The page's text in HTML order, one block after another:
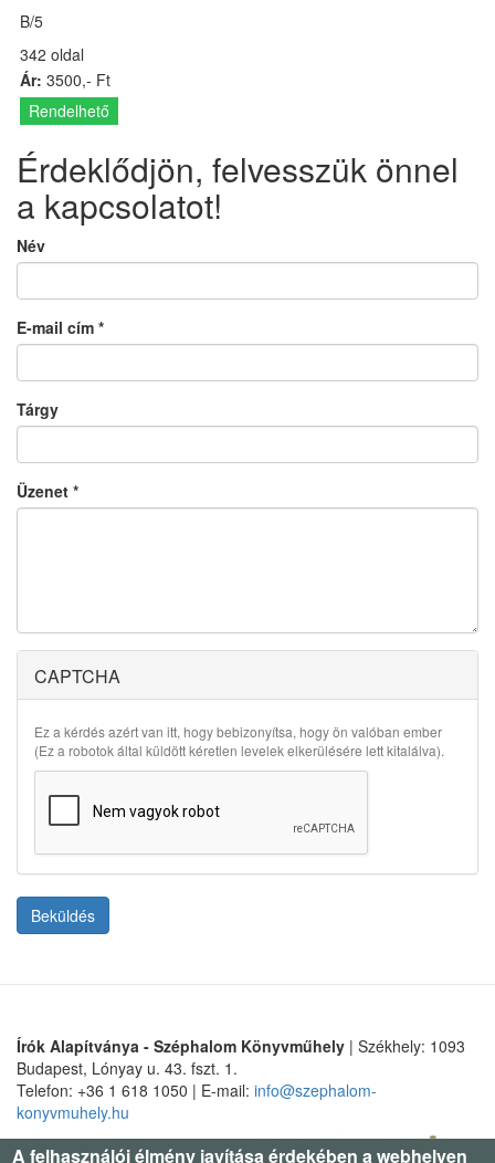
B/5
342 oldal
Ár: 3500,- Ft
Rendelhető
Érdeklődjön, felvesszük önnel
a kapcsolatot!
Név
E-mail cím *
Tárgy
Üzenet *
CAPTCHA
Ez a kérdés azért van itt, hogy bebizonyítsa, hogy ön valóban ember
(Ez a robotok által küldött kéretlen levelek elkerülésére lett kitalálva).
Beküldés
Írók Alapítványa - Széphalom Könyvműhely | Székhely: 1093
Budapest, Lónyay u. 43. fszt. 1.
Telefon: +36 1 618 1050 | E-mail: info@szephalom-
konyvmuhely.hu
A felhasználói élmény javítása érdekében a webhelyen